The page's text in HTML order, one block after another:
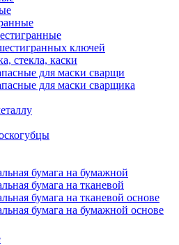
ключей
стекла, каски
для маски сварщи
для маски сварщика
бумага на бумажной
бумага на тканевой
бумага на тканевой основе
бумага на бумажной основе